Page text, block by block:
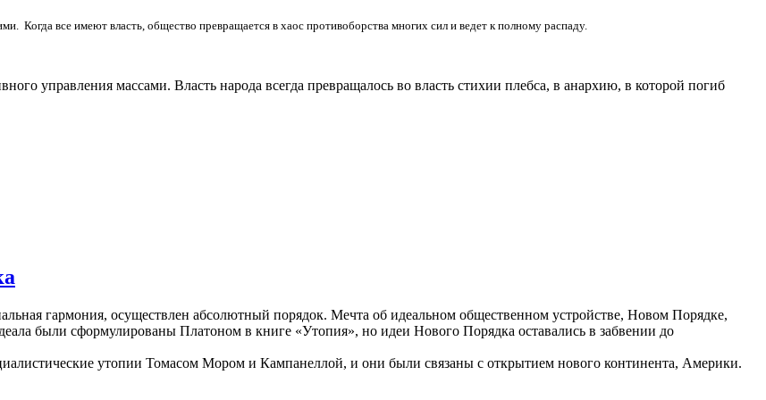
Когда все имеют власть, общество превращается в хаос противоборства многих сил и ведет к полному распаду.
управления массами. Власть народа всегда превращалось во власть стихии плебса, в анархию, в которой погиб
гармония, осуществлен абсолютный порядок. Мечта об идеальном общественном устройстве, Новом Порядке,
были сформулированы Платоном в книге «Утопия», но идеи Нового Порядка оставались в забвении до
утопии Томасом Мором и Кампанеллой, и они были связаны с открытием нового континента, Америки.